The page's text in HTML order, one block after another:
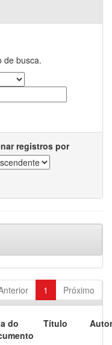
de busca.
registros por
1 Próximo
do
Título